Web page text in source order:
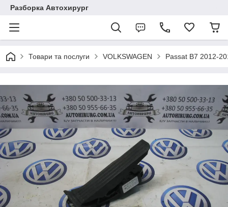
Разборка Автохирург
Товари та послуги VOLKSWAGEN Passat B7 2012-